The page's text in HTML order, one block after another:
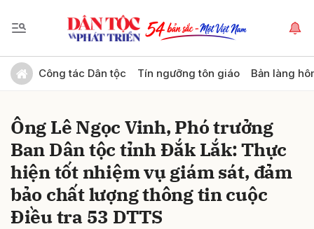
Công tác Dân tộc Tín ngưỡng tôn giáo Bản làng
Ông Lê Ngọc Vinh, Phó trưởng
Ban Dân tộc tỉnh Đắk Lắk: Thực
hiện tốt nhiệm vụ giám sát, đảm
bảo chất lượng thông tin cuộc
Điều tra 53 DTTS
Gửi bình luận